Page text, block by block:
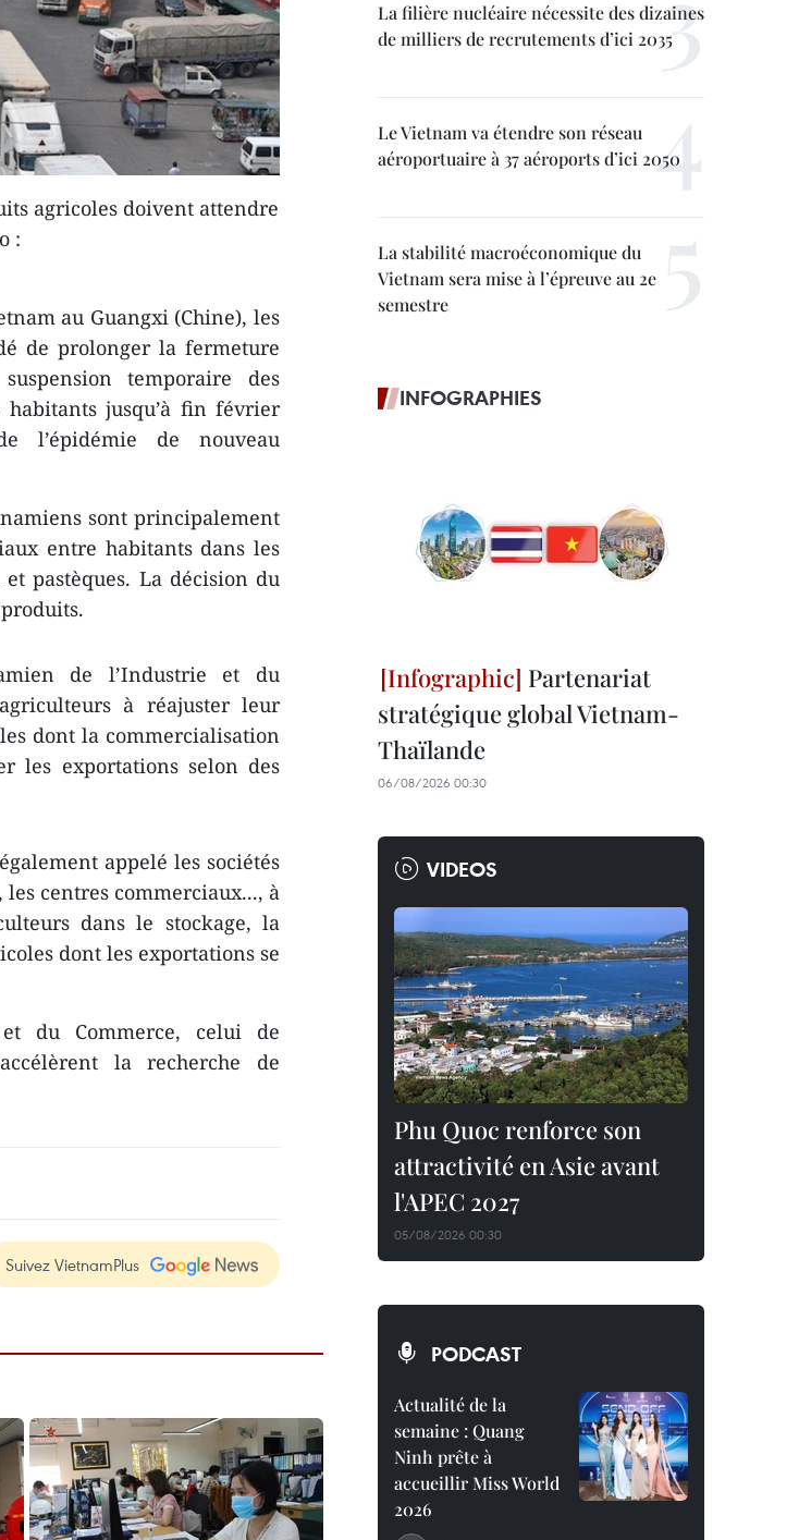
agricoles doivent attendre
:
au Guangxi (Chine), les
de prolonger la fermeture
temporaire des
jusqu’à fin février
l’épidémie de nouveau
sont principalement
entre habitants dans les
pastèques. La décision du
de l’Industrie et du
à réajuster leur
dont la commercialisation
les exportations selon des
appelé les sociétés
centres commerciaux..., à
dans le stockage, la
dont les exportations se
du Commerce, celui de
la recherche de
Suivez VietnamPlus
La filière nucléaire nécessite des dizaines
de milliers de recrutements d’ici 2035
Le Vietnam va étendre son réseau
aéroportuaire à 37 aéroports d’ici 2050
La stabilité macroéconomique du
Vietnam sera mise à l’épreuve au 2e
semestre
INFOGRAPHIES
Partenariat
stratégique global Vietnam-
Thaïlande
06/08/2026 00:30
VIDEOS
Phu Quoc renforce son
attractivité en Asie avant
l'APEC 2027
05/08/2026 00:30
PODCAST
Actualité de la
semaine : Quang
Ninh prête à
accueillir Miss World
2026